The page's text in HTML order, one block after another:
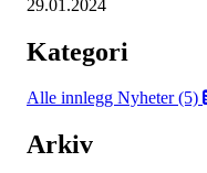
29.01.2024
Kategori
Alle innlegg Nyheter (5)
Arkiv